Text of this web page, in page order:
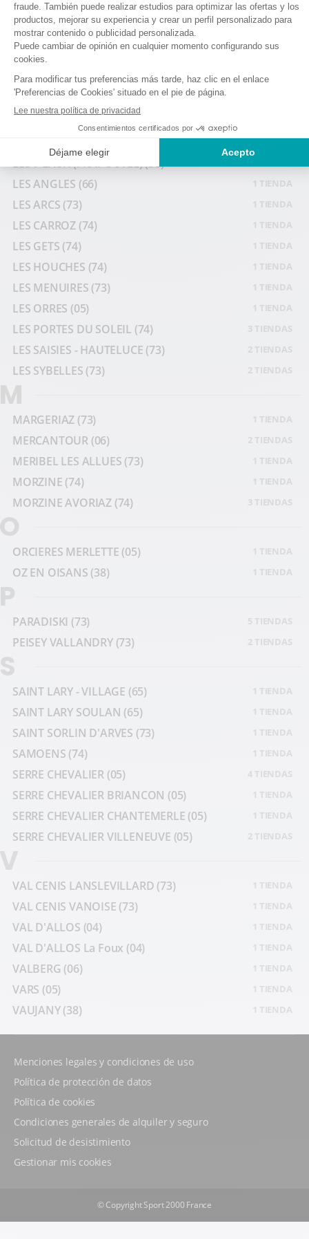
1 TIENDA
LA PLAGNE - MONTCHAVIN (73)
LA PLAGNE 1800(73)
LA ROSIERE
1 TIENDA
LA TOUSSUIRE (73)
(38)
4 TIENDAS
LES 7 LAUX (PRAPOUTEL)(38)
1 TIENDA
LES ANGLES (66)
1 TIENDA
LES ARCS (73)
1 TIENDA
LES CARROZ (74)
1 TIENDA
LES GETS (74)
1 TIENDA
LES HOUCHES (74)
1 TIENDA
LES MENUIRES (73)
1 TIENDA
LES ORRES (05)
3 TIENDAS
LES PORTES DU SOLEIL (74)
2 TIENDAS
LES SAISIES - HAUTELUCE (73)
2 TIENDAS
LES SYBELLES (73)
1 TIENDA
MARGERIAZ (73)
2 TIENDAS
MERCANTOUR (06)
1 TIENDA
MERIBEL LES ALLUES (73)
1 TIENDA
MORZINE (74)
3 TIENDAS
MORZINE AVORIAZ (74)
1 TIENDA
ORCIERES MERLETTE (05)
1 TIENDA
OZ EN OISANS (38)
5 TIENDAS
PARADISKI (73)
2 TIENDAS
PEISEY VALLANDRY (73)
1 TIENDA
SAINT LARY - VILLAGE (65)
1 TIENDA
SAINT LARY SOULAN (65)
1 TIENDA
SAINT SORLIN D'ARVES (73)
1 TIENDA
SAMOENS (74)
4 TIENDAS
SERRE CHEVALIER (05)
1 TIENDA
SERRE CHEVALIER BRIANCON (05)
1 TIENDA
SERRE CHEVALIER CHANTEMERLE (05)
2 TIENDAS
SERRE CHEVALIER VILLENEUVE (05)
1 TIENDA
VAL CENIS LANSLEVILLARD (73)
1 TIENDA
VAL CENIS VANOISE (73)
1 TIENDA
VAL D'ALLOS (04)
1 TIENDA
VAL D'ALLOS La Foux (04)
1 TIENDA
VALBERG (06)
1 TIENDA
VARS (05)
1 TIENDA
VAUJANY(38)
Menciones legales y condiciones de uso
Política de protección de datos
Política de cookies
Condiciones generales de alquiler y seguro
Solicitud de desistimiento
Gestionar mis cookies
© Copyright Sport 2000 France